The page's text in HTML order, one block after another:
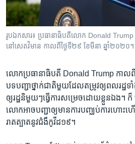
រំលង​
និង​
ទៅ​
បណ្តាញ​សង្គម
ភាសា
រូបឯកសារ៖ ប្រធានាធិបតីលោក Donald
នៅសេតវិមាន កាលពីថ្ងៃទី២៩ ខែមីនា ឆ្នាំ២០២០។
លោក​ប្រធានាធិបតី​ Donald Trump កាល​
បទបញ្ជា​ថ្នាក់​ជាតិ​មួយ​ដែល​តម្រូវ​ឲ្យ​ពលរដ្
ឲ្យ​រដ្ឋ​និមួយៗ​ធ្វើ​ការ​សម្រេច​ដោយ​ខ្លួន​ឯង។
លោក​អាច​បញ្ជា​ឲ្យ​មាន​ការ​បញ្ឈប់​ការ​ហោះហើរ​
រាតត្បាត​នូវ​ជំងឺកូវីដ១៩។